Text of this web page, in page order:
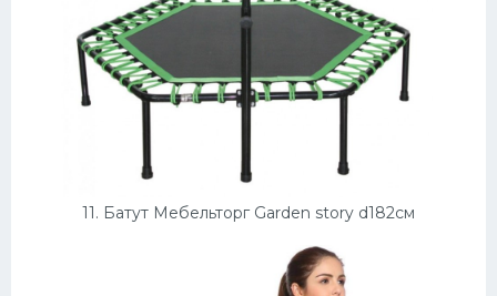
11. Батут Мебельторг Garden story d182см